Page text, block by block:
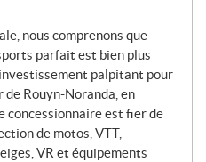
nous comprenons que
parfait est bien plus
investissement palpitant pour
Rouyn-Noranda, en
concessionnaire est fier de
de motos, VTT,
VR et équipements